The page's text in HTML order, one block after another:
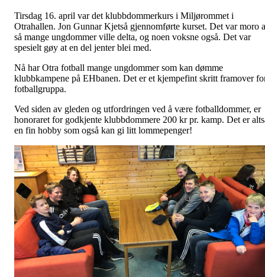
Tirsdag 16. april var det klubbdommerkurs i Miljørommet i
Otrahallen. Jon Gunnar Kjetså gjennomførte kurset. Det var moro
så mange ungdommer ville delta, og noen voksne også. Det var
spesielt gøy at en del jenter blei med.
Nå har Otra fotball mange ungdommer som kan dømme
klubbkampene på EHbanen. Det er et kjempefint skritt framover
fotballgruppa.
Ved siden av gleden og utfordringen ved å være fotballdommer, er
honoraret for godkjente klubbdommere 200 kr pr. kamp. Det er
en fin hobby som også kan gi litt lommepenger!